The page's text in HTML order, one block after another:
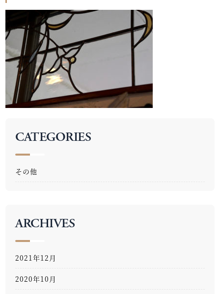
CATEGORIES
その他
ARCHIVES
2021年12月
2020年10月